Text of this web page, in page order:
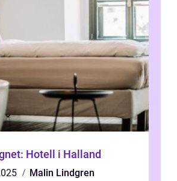
Hotell i Halland
Malin Lindgren